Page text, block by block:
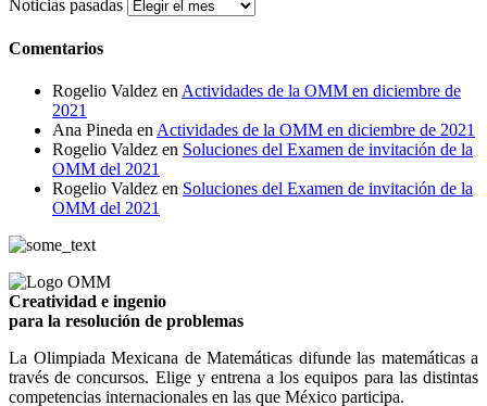
Noticias pasadas
Comentarios
Rogelio Valdez en Actividades de la OMM en diciembre de
2021
Ana Pineda en Actividades de la OMM en diciembre de 2021
Rogelio Valdez en Soluciones del Examen de invitación de la
OMM del 2021
Rogelio Valdez en Soluciones del Examen de invitación de la
OMM del 2021
Creatividad e ingenio
para la resolución de problemas
La Olimpiada Mexicana de Matemáticas difunde las matemáticas a
través de concursos. Elige y entrena a los equipos para las distintas
competencias internacionales en las que México participa.